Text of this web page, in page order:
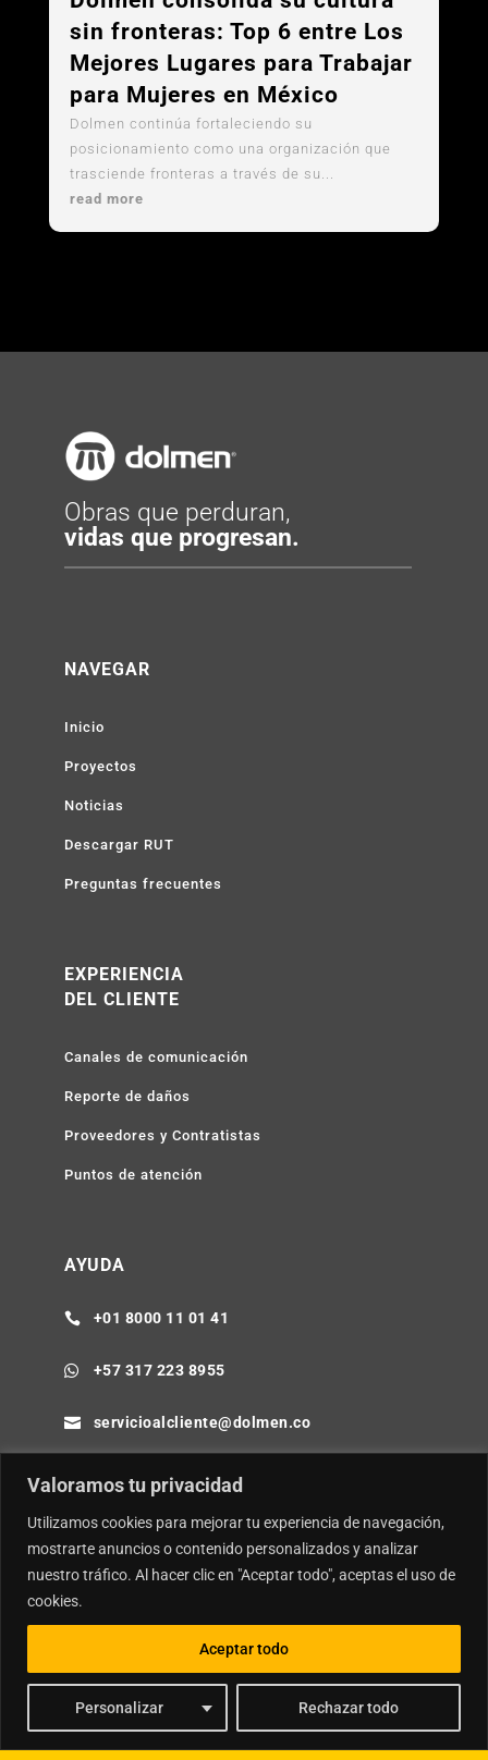
Valoramos tu privacidad
Utilizamos cookies para mejorar tu experiencia de navegación,
mostrarte anuncios o contenido personalizados y analizar
nuestro tráfico. Al hacer clic en "Aceptar todo", aceptas el uso de
cookies.
Personalizar Rechazar todo
Aceptar todo
sin fronteras: Top 6 entre Los
Mejores Lugares para Trabajar
para Mujeres en México
Dolmen continúa fortaleciendo su
posicionamiento como una organización que
trasciende fronteras a través de su...
read more
Obras que perduran,
vidas que progresan.
NAVEGAR
Inicio
Proyectos
Noticias
Descargar RUT
Preguntas frecuentes
EXPERIENCIA
DEL CLIENTE
Canales de comunicación
Reporte de daños
Proveedores y Contratistas
Puntos de atención
AYUDA
 +01 8000 11 01 41
 +57 317 223 8955
 servicioalcliente@dolmen.co
Cra 64B No. 85-80 Barranquilla - Colombia
© Copyright
Política de Seguridad de la Información e Inteligencia Artificial